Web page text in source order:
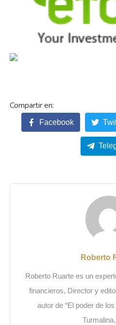
Facebook
Roberto
Roberto Ruarte es un
financieros, Director y
autor de “El poder de